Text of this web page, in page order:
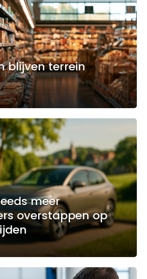
blijven terrein
meer
overstappen op